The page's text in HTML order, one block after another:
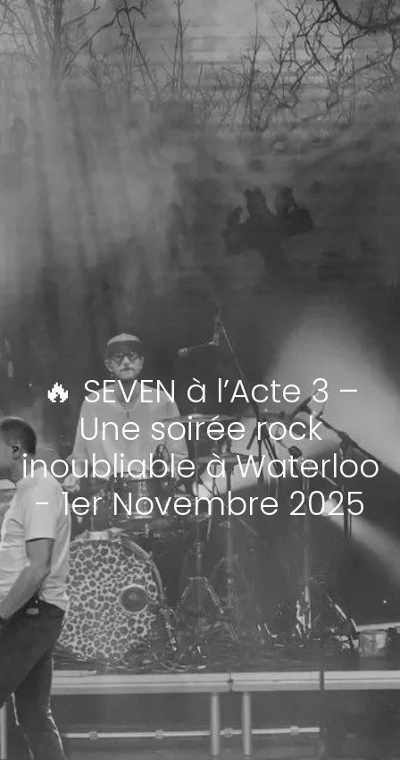
🔥 SEVEN à l’Acte 3 –
Une soirée rock
inoubliable à Waterloo
- 1er Novembre 2025